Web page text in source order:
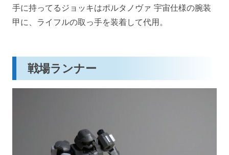
手に持ってるジョッキはポルタノヴァ 宇宙仕様の腕装
甲に、ライフルの取っ手を装着して代用。
戦場ランナー